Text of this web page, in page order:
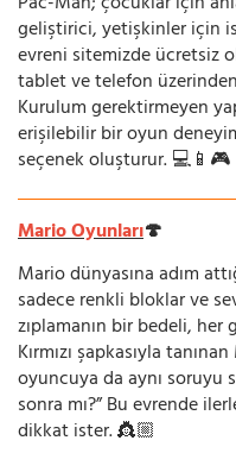
geliştirici, yetişkinler için
evreni sitemizde ücretsiz
tablet ve telefon
Kurulum gerektirmeyen
erişilebilir bir oyun
seçenek oluşturur. 💻📱🎮
Mario Oyunları🍄
Mario dünyasına adım
sadece renkli bloklar ve
zıplamanın bir bedeli,
Kırmızı şapkasıyla
oyuncuya da aynı soruyu
sonra mı?” Bu evrende
dikkat ister. 👸🏼